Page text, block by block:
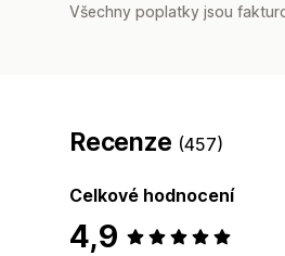
Všechny poplatky jsou
Recenze (457)
Celkové hodnocení
4,9